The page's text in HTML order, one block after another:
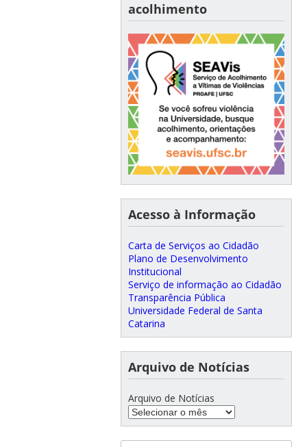
acolhimento
Acesso à Informação
Carta de Serviços ao Cidadão
Plano de Desenvolvimento
Institucional
Serviço de informação ao Cidadão
Transparência Pública
Universidade Federal de Santa
Catarina
Arquivo de Notícias
Arquivo de Notícias